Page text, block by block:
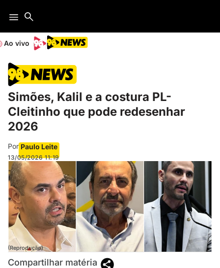
Ao vivo
Simões, Kalil e a costura PL-
Cleitinho que pode redesenhar
2026
Por Paulo Leite
13/05/2026 11:19
(Reprodução)
Compartilhar matéria